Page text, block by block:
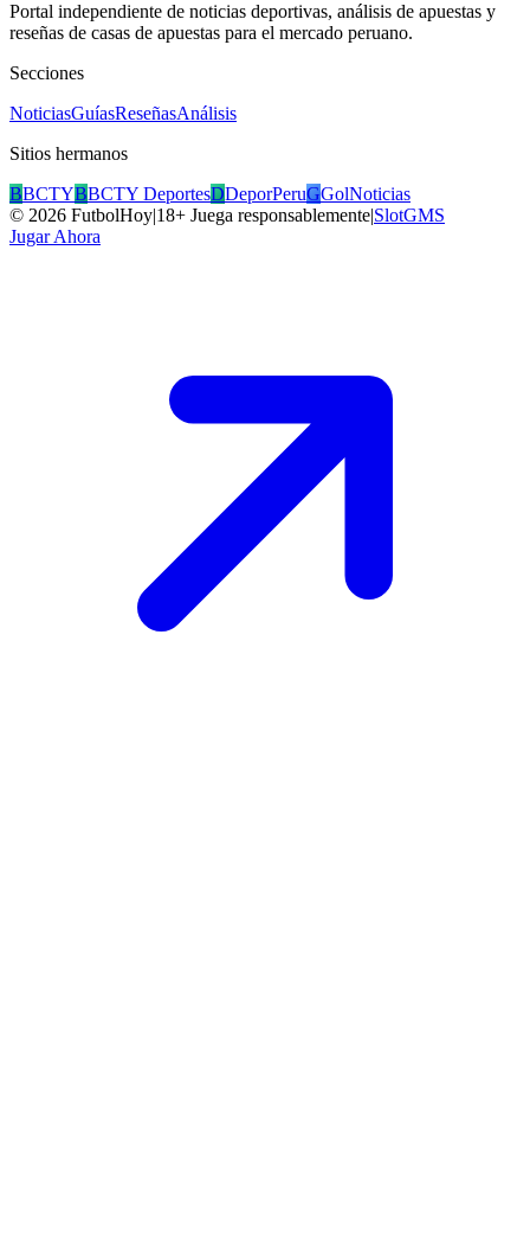
Portal independiente de noticias deportivas, análisis de apuestas y
reseñas de casas de apuestas para el mercado peruano.
Secciones
NoticiasGuíasReseñasAnálisis
Sitios hermanos
BBCTYBBCTY DeportesDDeporPeruGGolNoticias
© 2026 FutbolHoy|18+ Juega responsablemente|SlotGMS
Jugar Ahora